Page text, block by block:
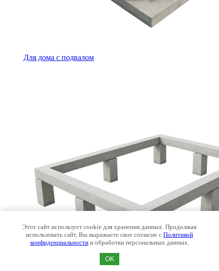
Для дома с подвалом
Этот сайт использует cookie для хранения данных. Продолжая
использовать сайт, Вы выражаете свое согласие с Политикой
конфиденциальностии обработки персональных данных.
OK